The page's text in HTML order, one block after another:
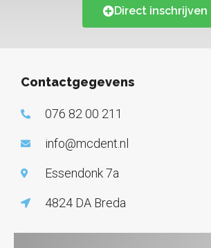
Direct inschrijven
Contactgegevens
076 82 00 211
info@mcdent.nl
Essendonk 7a
4824 DA Breda